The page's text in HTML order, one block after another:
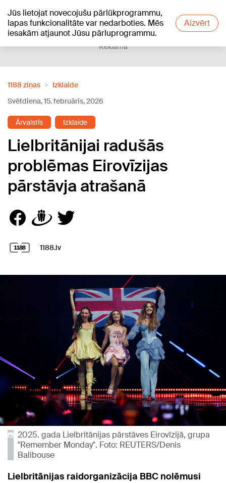
Jūs lietojat novecojušu pārlūkprogrammu,
lapas funkcionalitāte var nedarboties. Mēs
iesakām atjaunot Jūsu pārluprogrammu.
Aizvērt
+15°C
Reklāma
1188 ziņas
Izklaide
Svētdiena, 15. februāris, 2026
Ārvalstīs Izklaide
Lielbritānijai radušās
problēmas Eirovīzijas
pārstāvja atrašanā
1188.lv
2025. gada Lielbritānijas pārstāves Eirovīzijā, grupa
"Remember Monday". Foto: REUTERS/Denis
Balibouse
Lielbritānijas raidorganizācija BBC nolēmusi